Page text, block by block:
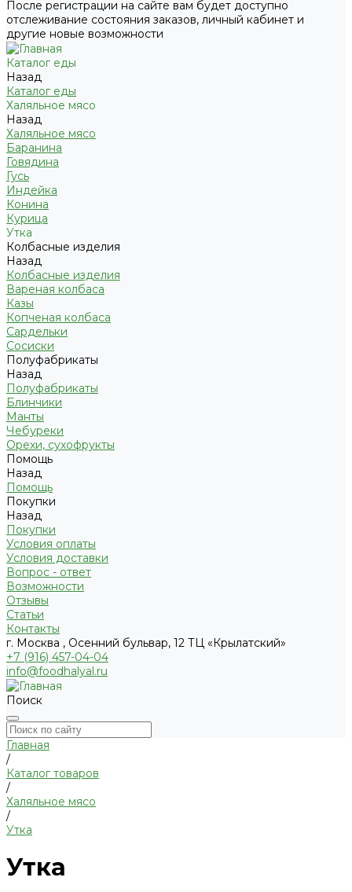
После регистрации на сайте вам будет доступно
отслеживание состояния заказов, личный кабинет и
другие новые возможности
Каталог еды
Назад
Каталог еды
Халяльное мясо
Назад
Халяльное мясо
Баранина
Говядина
Гусь
Индейка
Конина
Курица
Утка
Колбасные изделия
Назад
Колбасные изделия
Вареная колбаса
Казы
Копченая колбаса
Сардельки
Сосиски
Полуфабрикаты
Назад
Полуфабрикаты
Блинчики
Манты
Чебуреки
Орехи, сухофрукты
Помощь
Назад
Помощь
Покупки
Назад
Покупки
Условия оплаты
Условия доставки
Вопрос - ответ
Возможности
Отзывы
Статьи
Контакты
г. Москва , Осенний бульвар, 12 ТЦ «Крылатский»
+7 (916) 457-04-04
info@foodhalyal.ru
Поиск
Главная
/
Каталог товаров
/
Халяльное мясо
/
Утка
Утка